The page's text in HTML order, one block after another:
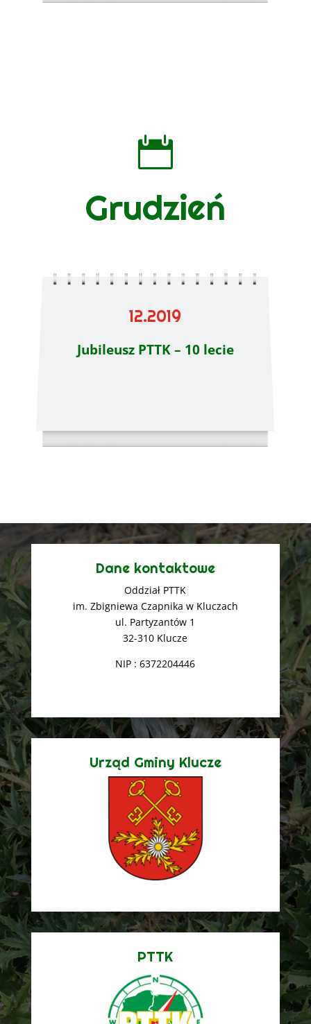

Grudzień
12.2019
Jubileusz PTTK – 10 lecie
Dane kontaktowe
Oddział PTTK
im. Zbigniewa Czapnika w Kluczach
ul. Partyzantów 1
32-310 Klucze
NIP : 6372204446
Urząd Gminy Klucze
PTTK